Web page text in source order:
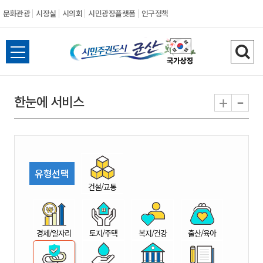
문화관광 시장실 시의회 시민광장플랫폼 인구정책
시
민
권
시
산
전
체
뉴
열
검
색
기
한눈에 서비스 + -
유형선택
건설/교통
경제/일자리 토지/주택 복지/건강 출산/육아